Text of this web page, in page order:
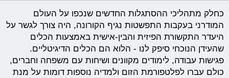
כחלק מתהליכי ההסתגלות החדשים שנכפו על העולם
המודרני בעקבות התפשטות נגיף הקורונה, היה צורך לגשר על
היעדר התקשורת הפיזית והבין-אישית באמצעות הכלים
שהעידן הנוכחי סיפק לנו - הלוא הם הכלים הדיגיטליים.
פגישות עבודה, לימודים מקוונים ושיחות עם משפחה וחברים,
כולם עברו לפלטפורמת הזום ולמדיה נוספות דומות על מנת